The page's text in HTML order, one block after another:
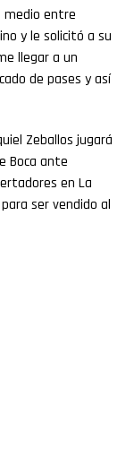
medio entre
y le solicitó a su
llegar a un
de pases y así
Zeballos jugará
Boca ante
en La
ser vendido al